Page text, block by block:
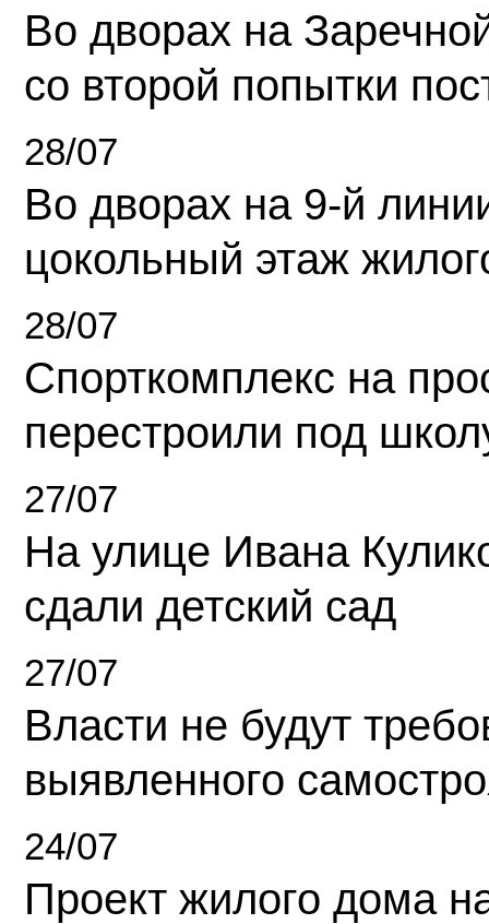
Во дворах на
со второй попытки
28/07
Во дворах на 9-й
цокольный этаж
28/07
Спорткомплекс на
перестроили под
27/07
На улице Ивана
сдали детский сад
27/07
Власти не будут
выявленного
24/07
Проект жилого дома